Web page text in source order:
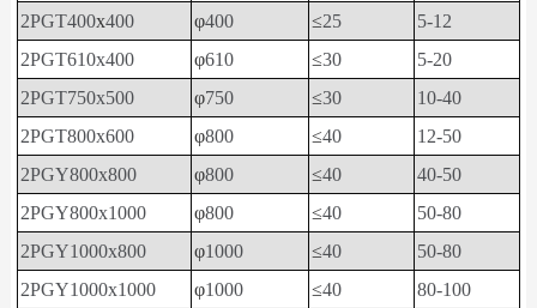
2PGT400x400 φ400 ≤25
5-12
2PGT610x400
φ610 ≤30
5-20
2PGT750x500
φ750 ≤30
10-40
2PGT800x600
φ800 ≤40
12-50
2PGY800x800
φ800 ≤40
40-50
2PGY800x1000
φ800 ≤40
50-80
2PGY1000x800
φ1000 ≤40
50-80
2PGY1000x1000
φ1000 ≤40
80-100